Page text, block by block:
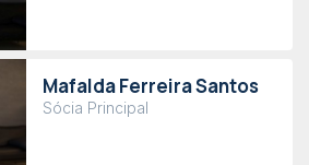
Mafalda Ferreira Santos
Sócia Principal